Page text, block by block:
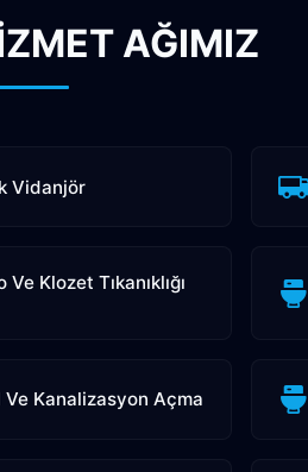
AĞIMIZ
Vidanjör
Ve Klozet Tıkanıklığı
Ve Kanalizasyon Açma